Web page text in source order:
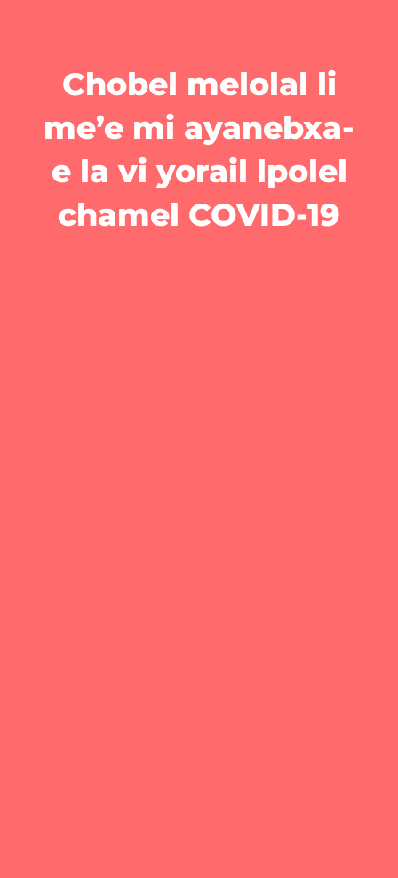
Chobel melolal li
me’e mi ayanebxa-
e la vi yorail lpolel
chamel COVID-19